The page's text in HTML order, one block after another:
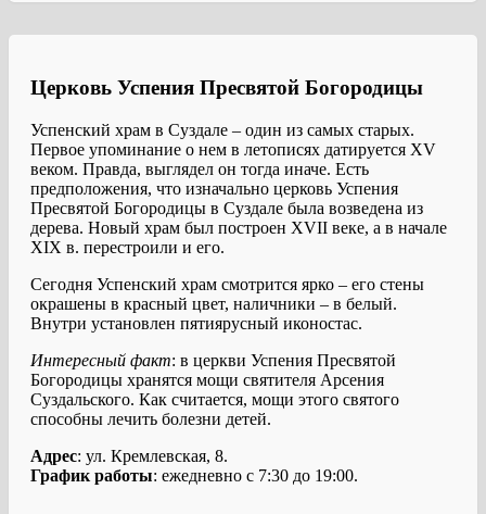
Церковь Успения Пресвятой Богородицы
Успенский храм в Суздале – один из самых старых.
Первое упоминание о нем в летописях датируется XV
веком. Правда, выглядел он тогда иначе. Есть
предположения, что изначально церковь Успения
Пресвятой Богородицы в Суздале была возведена из
дерева. Новый храм был построен XVII веке, а в начале
XIX в. перестроили и его.
Сегодня Успенский храм смотрится ярко – его стены
окрашены в красный цвет, наличники – в белый.
Внутри установлен пятиярусный иконостас.
Интересный факт: в церкви Успения Пресвятой
Богородицы хранятся мощи святителя Арсения
Суздальского. Как считается, мощи этого святого
способны лечить болезни детей.
Адрес: ул. Кремлевская, 8.
График работы: ежедневно с 7:30 до 19:00.